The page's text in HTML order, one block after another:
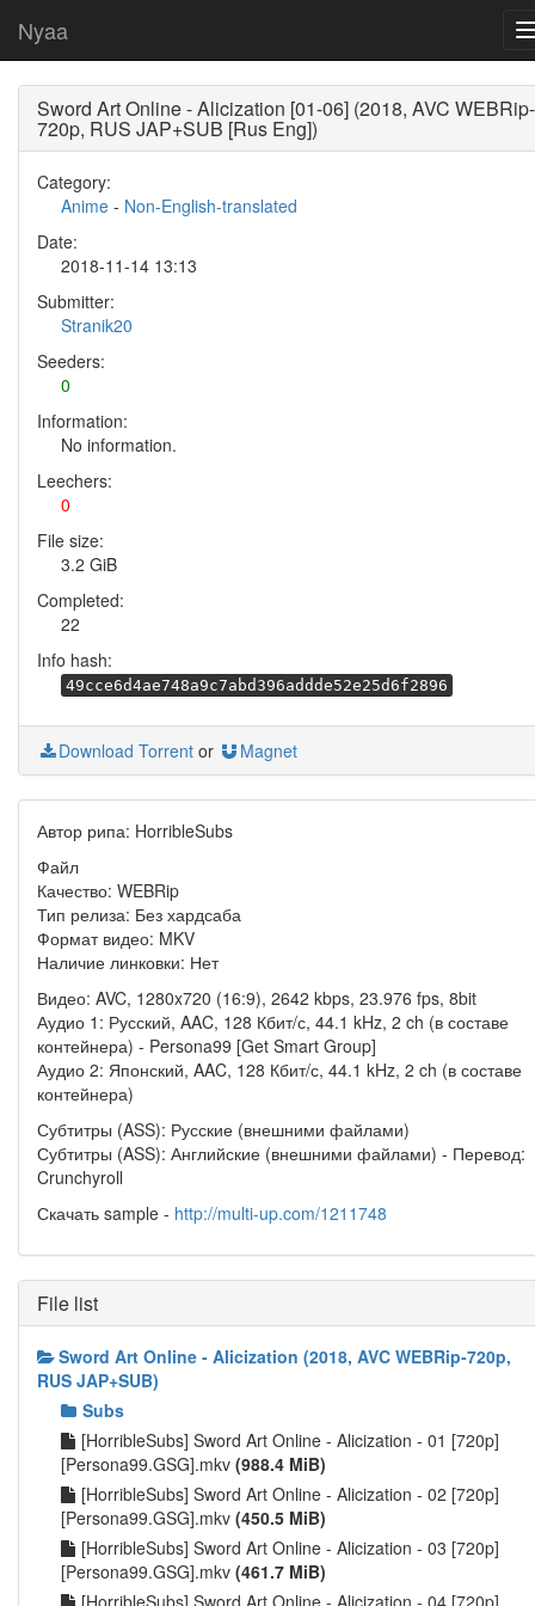
Nyaa
Sword Art Online - Alicization [01-06] (2018, AVC WEBRip-
720p, RUS JAP+SUB [Rus Eng])
Category:
Anime - Non-English-translated
Date:
2018-11-14 13:13
Submitter:
Stranik20
Seeders:
0
Information:
No information.
Leechers:
0
File size:
3.2 GiB
Completed:
22
Info hash:
49cce6d4ae748a9c7abd396addde52e25d6f2896
Download Torrent or Magnet
Автор рипа: HorribleSubs
Файл
Качество: WEBRip
Тип релиза: Без хардсаба
Формат видео: MKV
Наличие линковки: Нет
Видео: AVC, 1280x720 (16:9), 2642 kbps, 23.976 fps, 8bit
Аудио 1: Русский, AAC, 128 Кбит/с, 44.1 kHz, 2 ch (в составе
контейнера) - Persona99 [Get Smart Group]
Аудио 2: Японский, AAC, 128 Кбит/с, 44.1 kHz, 2 ch (в составе
контейнера)
Субтитры (ASS): Русские (внешними файлами)
Субтитры (ASS): Английские (внешними файлами) - Перевод:
Crunchyroll
Скачать sample - http://multi-up.com/1211748
File list
Sword Art Online - Alicization (2018, AVC WEBRip-720p,
RUS JAP+SUB)
Subs
[HorribleSubs] Sword Art Online - Alicization - 01 [720p]
[Persona99.GSG].mkv (988.4 MiB)
[HorribleSubs] Sword Art Online - Alicization - 02 [720p]
[Persona99.GSG].mkv (450.5 MiB)
[HorribleSubs] Sword Art Online - Alicization - 03 [720p]
[Persona99.GSG].mkv (461.7 MiB)
[HorribleSubs] Sword Art Online - Alicization - 04 [720p]